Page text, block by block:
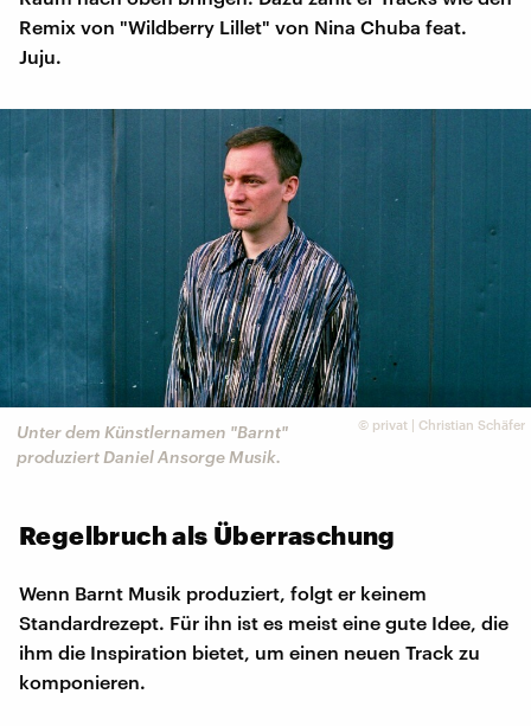
Remix von "Wildberry Lillet" von Nina Chuba feat.
Juju.
© privat | Christian Schäfer
Unter dem Künstlernamen "Barnt"
produziert Daniel Ansorge Musik.
Regelbruch als Überraschung
Wenn Barnt Musik produziert, folgt er keinem
Standardrezept. Für ihn ist es meist eine gute Idee, die
ihm die Inspiration bietet, um einen neuen Track zu
komponieren.